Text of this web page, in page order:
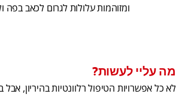
ומזוהמות עלולות לגרום לכאב בפה
מה עליי לעשות?
לא כל אפשרויות הטיפול רלוונטיות בהיריון,